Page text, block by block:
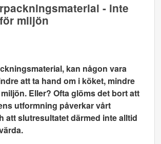
- inte
miljön
kan någon vara
att ta hand om i köket, mindre
Eller? Ofta glöms det bort att
utformning påverkar vårt
att slutresultatet därmed inte alltid